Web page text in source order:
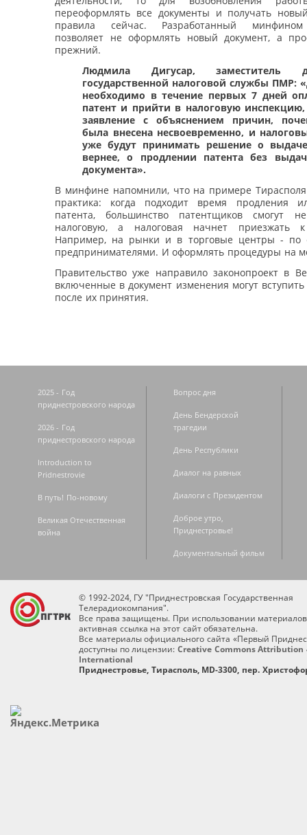
переоформлять все документы и получать
правила сейчас. Разработанный минфином
позволяет не оформлять новый документ, а
прежний.
Людмила Дигусар, заместитель
государственной налоговой службы ПМР:
необходимо в течение первых 7 дней
патент и прийти в налоговую инспекцию,
заявление с объяснением причин,
была внесена несвоевременно, и
уже будут принимать решение о выдаче
вернее, о продлении патента без
документа».
В минфине напомнили, что на примере Тирасполя
практика: когда подходит время продления
патента, большинство патентщиков смогут
налоговую, а налоговая начнет приезжать
Например, на рынки и в торговые центры - по
предпринимателями. И оформлять процедуры на
Правительство уже направило законопроект в
включенные в документ изменения могут
после их принятия.
2025 - Год
приднестровского народа
2026 - Год
приднестровского народа
Introduction to
Pridnestrovie
В путь! По-новому
Великая Отечественная
война
Вопрос дня
День Бендерской
трагедии
День Республики
Диалог на равных
Диалоги с Президентом
Доброе утро,
Приднестровье!
Документальный фильм
© 1992-2024, ГУ "Приднестровская Государственная
Телерадиокомпания".
Все права защищены. При использовании
активная ссылка на этот сайт обязательна.
Все материалы официального сайта «Первый
доступны по лицензии: Creative Commons Attribution
International
Приднестровье, Тирасполь, MD-3300, пер.